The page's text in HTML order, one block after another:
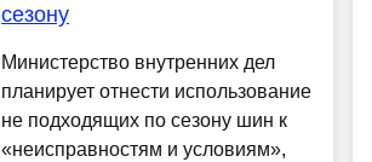
сезону
Министерство внутренних дел
планирует отнести использование
не подходящих по сезону шин к
«неисправностям и условиям»,